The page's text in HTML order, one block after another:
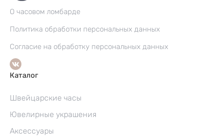
О часовом ломбарде
Политика обработки персональных данных
Согласие на обработку персональных данных
Каталог
Швейцарские часы
Ювелирные украшения
Аксессуары